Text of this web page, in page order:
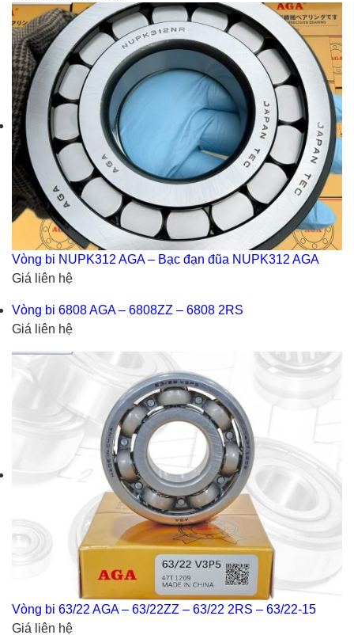
Vòng bi NUPK312 AGA – Bạc đạn đũa NUPK312 AGA
Giá liên hệ
Vòng bi 6808 AGA – 6808ZZ – 6808 2RS
Giá liên hệ
Vòng bi 63/22 AGA – 63/22ZZ – 63/22 2RS – 63/22-15
Giá liên hệ